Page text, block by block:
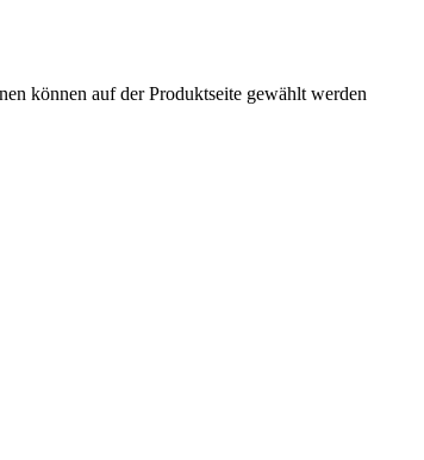
können auf der Produktseite gewählt werden